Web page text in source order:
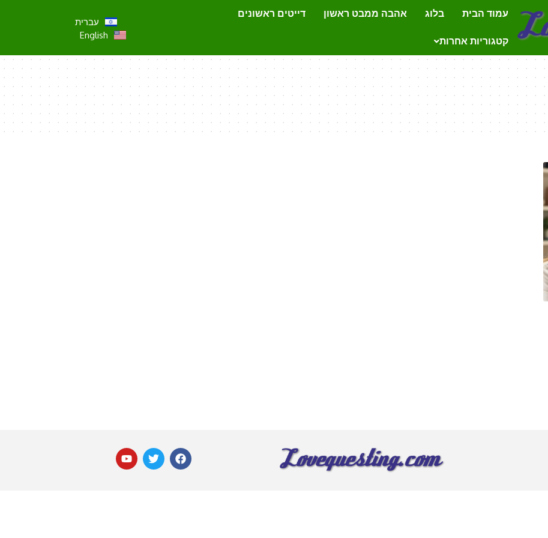
עמוד הבית בלוג אהבה ממבט ראשון דייטים ראשונים
קטגוריות אחרות
עברית
English